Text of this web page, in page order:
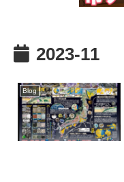
2023-11
Blog